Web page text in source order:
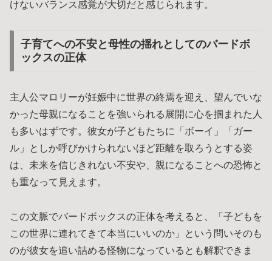
けないバランス感覚が大切だと感じられます。
子育てへの不安と母性の揺れとしてのバードボ
ックスの正体
主人公マロリーが妊娠中に世界の終焉を迎え、望んでいな
かった母親になることを強いられる展開に心を掴まれた人
も多いはずです。彼女が子どもたちに「ボーイ」「ガー
ル」としか呼びかけられないほど距離を取ろうとする姿
は、未来を信じきれない不安や、親になることへの恐怖と
も重なって見えます。
この文脈でバードボックスの正体を考えると、「子どもを
この世界に連れてきて本当にいいのか」という問いそのも
のが彼女を追い詰める怪物になっているとも解釈できま